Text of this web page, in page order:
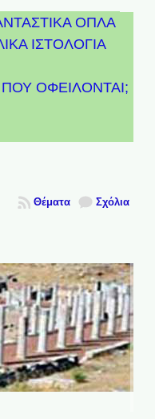
ΟΠΛΑ
ΙΣΤΟΛΟΓΙΑ
ΟΦΕΙΛΟΝΤΑΙ;
Σχόλια
Θέματα